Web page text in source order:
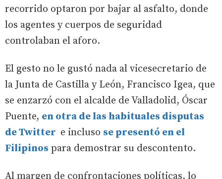
recorrido optaron por bajar al asfalto, donde
los agentes y cuerpos de seguridad
controlaban el aforo.
El gesto no le gustó nada al vicesecretario de
la Junta de Castilla y León, Francisco Igea, que
se enzarzó con el alcalde de Valladolid, Óscar
Puente, en otra de las habituales disputas
de Twitter e incluso se presentó en el
Filipinos para demostrar su descontento.
Al margen de confrontaciones políticas, lo